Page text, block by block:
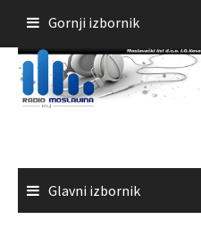
sadržaja
Gornji izbornik
Glavni izbornik